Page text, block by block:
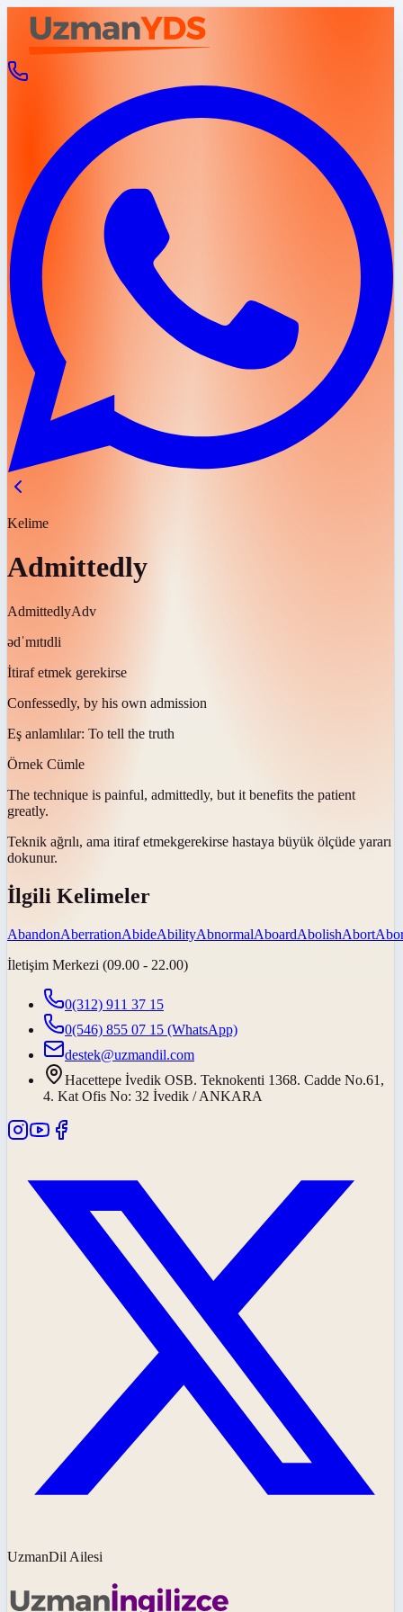
Kelime
Admittedly
AdmittedlyAdv
ədˈmɪtɪdli
İtiraf etmek gerekirse
Confessedly, by his own admission
Eş anlamlılar: To tell the truth
Örnek Cümle
The technique is painful, admittedly, but it benefits the patient
greatly.
Teknik ağrılı, ama itiraf etmekgerekirse hastaya büyük ölçüde yararı
dokunur.
İlgili Kelimeler
AbandonAberrationAbideAbilityAbnormalAboardAbolishAbort
İletişim Merkezi (09.00 - 22.00)
0(312) 911 37 15
0(546) 855 07 15 (WhatsApp)
destek@uzmandil.com
Hacettepe İvedik OSB. Teknokenti 1368. Cadde No.61,
4. Kat Ofis No: 32 İvedik / ANKARA
UzmanDil Ailesi